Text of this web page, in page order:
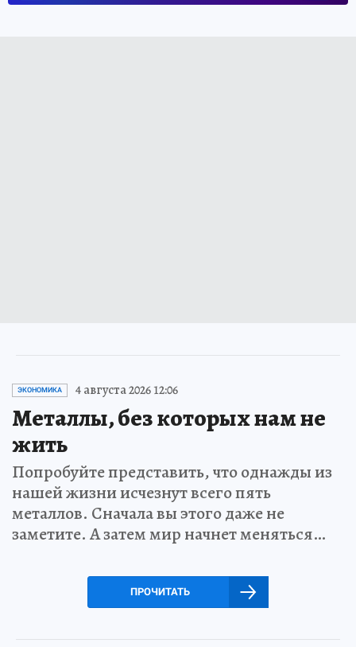
ЭКОНОМИКА 4 августа 2026 12:06
Металлы, без которых нам не
жить
Попробуйте представить, что однажды из
нашей жизни исчезнут всего пять
металлов. Сначала вы этого даже не
заметите. А затем мир начнет меняться…
ПРОЧИТАТЬ